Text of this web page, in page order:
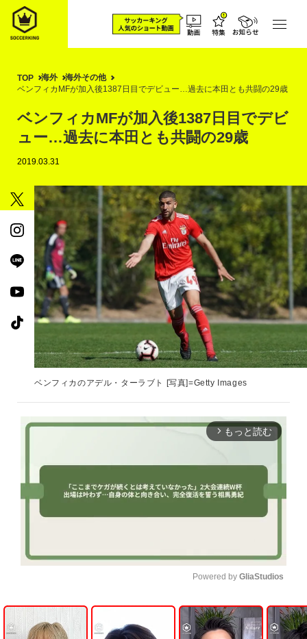
TOP 海外
海外その他
ベンフィカMFが加入後1387日目でデビュー…過去に本田とも共闘の29歳
ベンフィカMFが加入後1387日目でデビ
ュー…過去に本田とも共闘の29歳
2019.03.31
ベンフィカのアデル・ターラブト [写真]=Getty Images
arrow_forward_ios もっと読む
U
n
m
Powered by GliaStudios